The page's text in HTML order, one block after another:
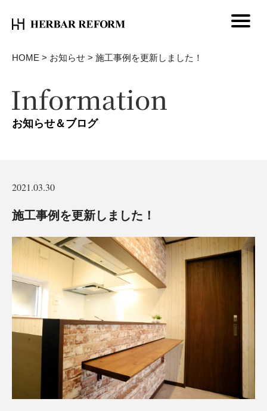
HOME > お知らせ > 施工事例を更新しました！
お知らせ＆ブログ
2021.03.30
施工事例を更新しました！